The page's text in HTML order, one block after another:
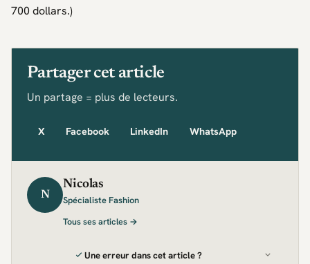
700 dollars.)
Partager cet article
Un partage = plus de lecteurs.
X Facebook LinkedIn WhatsApp
N
Nicolas
Spécialiste Fashion
Tous ses articles →
Une erreur dans cet article ?